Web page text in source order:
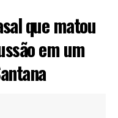
que matou
em um